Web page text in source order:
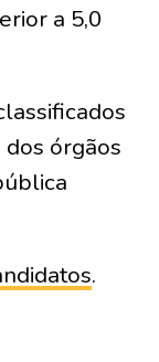
a 5,0
órgãos
.